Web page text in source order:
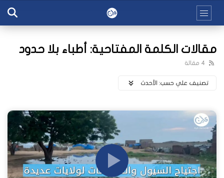
مقالات الكلمة المفتاحية: أطباء بلا حدود
4 مقالة
تصنيف علي حسب: اﻷحدث